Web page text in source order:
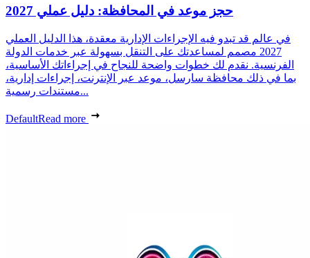
حجز موعد في المحافظة: دليل عملي 2027
في عالم قد تبدو فيه الإجراءات الإدارية معقدة، هذا الدليل العملي
2027 مصمم لمساعدتك على التنقل بسهولة عبر خدمات الدولة
الفرنسية. نقدم لك خطوات واضحة للنجاح في إجراءاتك الأساسية،
بما في ذلك محافظة سارسل، موعد عبر الإنترنت، إجراءات إدارية،
مستندات رسمية...
DefaultRead more